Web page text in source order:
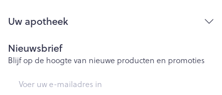
Uw apotheek
Nieuwsbrief
Blijf op de hoogte van nieuwe producten en promoties